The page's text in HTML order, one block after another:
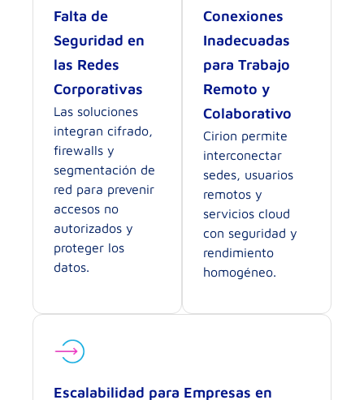
Falta de
Seguridad en
las Redes
Corporativas
Las soluciones
integran cifrado,
firewalls y
segmentación de
red para prevenir
accesos no
autorizados y
proteger los
datos.
Conexiones
Inadecuadas
para Trabajo
Remoto y
Colaborativo
Cirion permite
interconectar
sedes, usuarios
remotos y
servicios cloud
con seguridad y
rendimiento
homogéneo.
Escalabilidad para Empresas en